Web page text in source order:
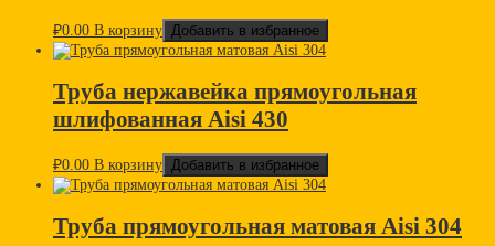
₽0.00 В корзину Добавить в избранное
Труба нержавейка прямоугольная
шлифованная Aisi 430
₽0.00 В корзину Добавить в избранное
Труба прямоугольная матовая Aisi 304